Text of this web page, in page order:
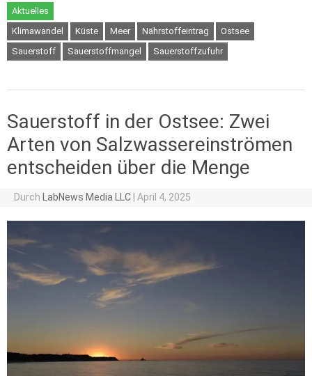
Aktuelles
Klimawandel
Küste Meer Nährstoffeintrag
Ostsee
Sauerstoff
Sauerstoffmangel Sauerstoffzufuhr
Sauerstoff in der Ostsee: Zwei
Arten von Salzwassereinströmen
entscheiden über die Menge
Durch LabNews Media LLC April 4, 2025